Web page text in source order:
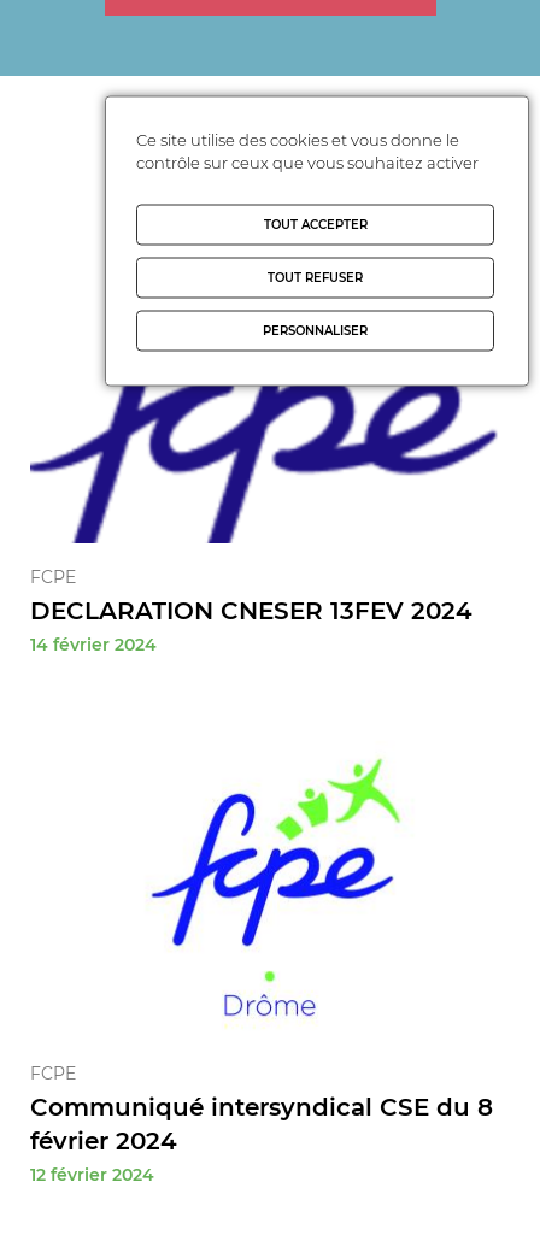
Actualités FCPE
FCPE
DECLARATION CNESER 13FEV 2024
14 février 2024
FCPE
Communiqué intersyndical CSE du 8
février 2024
12 février 2024
Ce site utilise des cookies et vous donne le
contrôle sur ceux que vous souhaitez activer
TOUT ACCEPTER
TOUT REFUSER
PERSONNALISER